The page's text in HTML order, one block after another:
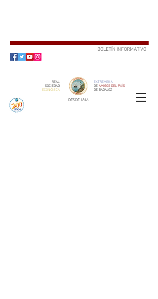
BOLETÍN INFORMATIVO
REAL
SOCIEDAD
ECONÓMICA
EXTREMEÑA
DE AMIGOS DEL PAÍS
DE BADAJOZ
DESDE 1816